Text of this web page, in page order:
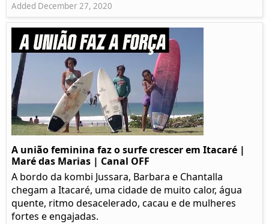
Added December 27, 2020
A união feminina faz o surfe crescer em Itacaré |
Maré das Marias | Canal OFF
A bordo da kombi Jussara, Barbara e Chantalla
chegam a Itacaré, uma cidade de muito calor, água
quente, ritmo desacelerado, cacau e de mulheres
fortes e engajadas.